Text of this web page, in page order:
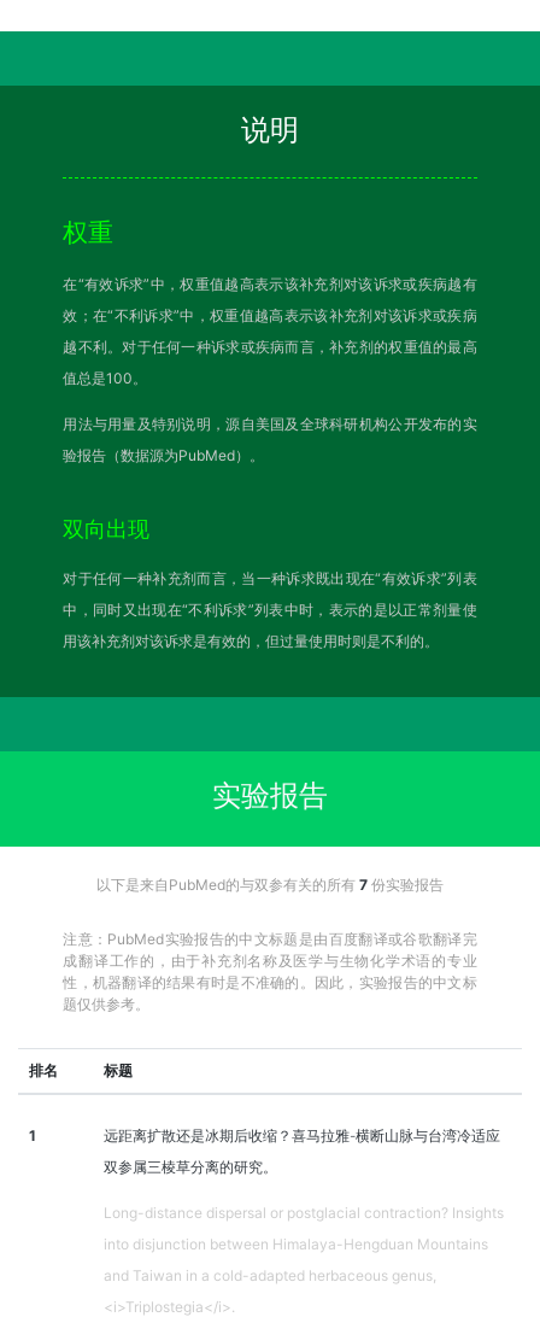
说明
权重
在“有效诉求”中，权重值越高表示该补充剂对该诉求或疾病越有
效；在“不利诉求”中，权重值越高表示该补充剂对该诉求或疾病
越不利。对于任何一种诉求或疾病而言，补充剂的权重值的最高
值总是100。
用法与用量及特别说明，源自美国及全球科研机构公开发布的实
验报告（数据源为PubMed）。
双向出现
对于任何一种补充剂而言，当一种诉求既出现在“有效诉求”列表
中，同时又出现在“不利诉求”列表中时，表示的是以正常剂量使
用该补充剂对该诉求是有效的，但过量使用时则是不利的。
实验报告
以下是来自PubMed的与双参有关的所有 7 份实验报告
注意：PubMed实验报告的中文标题是由百度翻译或谷歌翻译完
成翻译工作的，由于补充剂名称及医学与生物化学术语的专业
性，机器翻译的结果有时是不准确的。因此，实验报告的中文标
题仅供参考。
排名 标题
1
远距离扩散还是冰期后收缩？喜马拉雅-横断山脉与台湾冷适应
双参属三棱草分离的研究。
Long-distance dispersal or postglacial contraction? Insights
into disjunction between Himalaya-Hengduan Mountains
and Taiwan in a cold-adapted herbaceous genus,
<i>Triplostegia</i>.